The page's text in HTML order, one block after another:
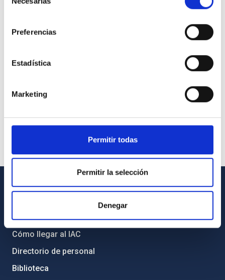
Preferencias
Estadística
Marketing
Permitir todas
Permitir la selección
Denegar
Contacto
Cómo llegar al IAC
Directorio de personal
Biblioteca